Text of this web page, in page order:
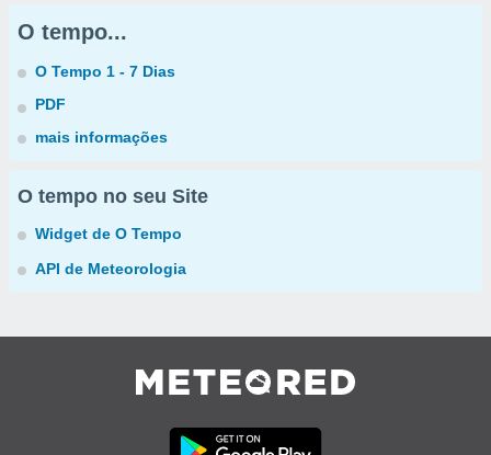
O tempo...
O Tempo 1 - 7 Dias
PDF
mais informações
O tempo no seu Site
Widget de O Tempo
API de Meteorologia